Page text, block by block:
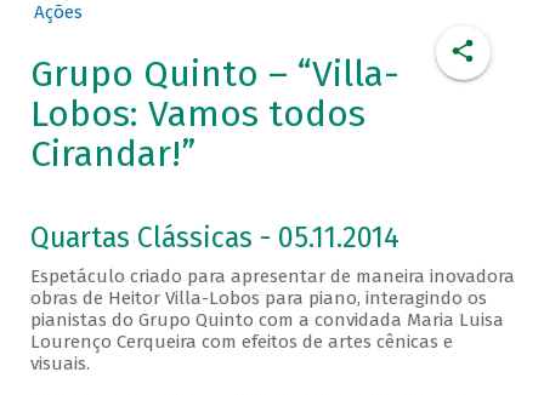
Ações
Grupo Quinto – “Villa-
Lobos: Vamos todos
Cirandar!”
Quartas Clássicas - 05.11.2014
Espetáculo criado para apresentar de maneira inovadora
obras de Heitor Villa-Lobos para piano, interagindo os
pianistas do Grupo Quinto com a convidada Maria Luisa
Lourenço Cerqueira com efeitos de artes cênicas e
visuais.